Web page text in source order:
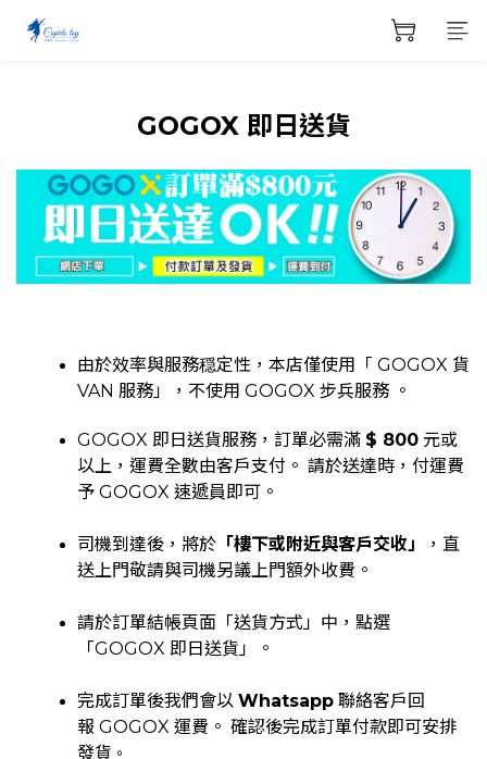
GOGOX 即日送貨
由於效率與服務穏定性，本店僅使用「 GOGOX 貨
VAN 服務」，不使用 GOGOX 步兵服務 。
GOGOX 即日送貨服務，訂單必需滿 $ 800 元或
以上，運費全數由客戶支付。 請於送達時，付運費
予 GOGOX 速遞員即可。
司機到達後，將於 「樓下或附近與客戶交收」
，直
送上門敬請與司機另議上門額外收費。
請於訂單結帳頁面「送貨方式」中，點選
「GOGOX 即日送貨」。
完成訂單後我們會以 Whatsapp 聯絡客戶回
報 GOGOX 運費。 確認後完成訂單付款即可安排
發貨 。